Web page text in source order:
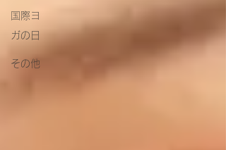
国際ヨ
ガの日
その他